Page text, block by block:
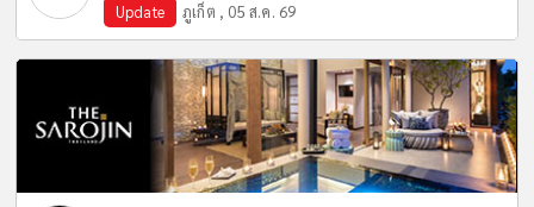
Update ภูเก็ต , 05 ส.ค. 69